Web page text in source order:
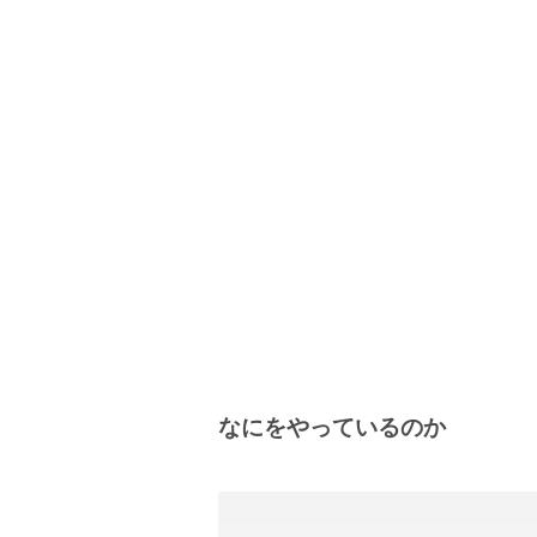
なにをやっているのか